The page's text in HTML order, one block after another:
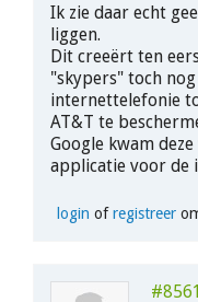
Ik zie daar echt
liggen.
Dit creeërt ten
"skypers" toch
internettelefonie
AT&T te
Google kwam
applicatie voor de
login ofregistreer